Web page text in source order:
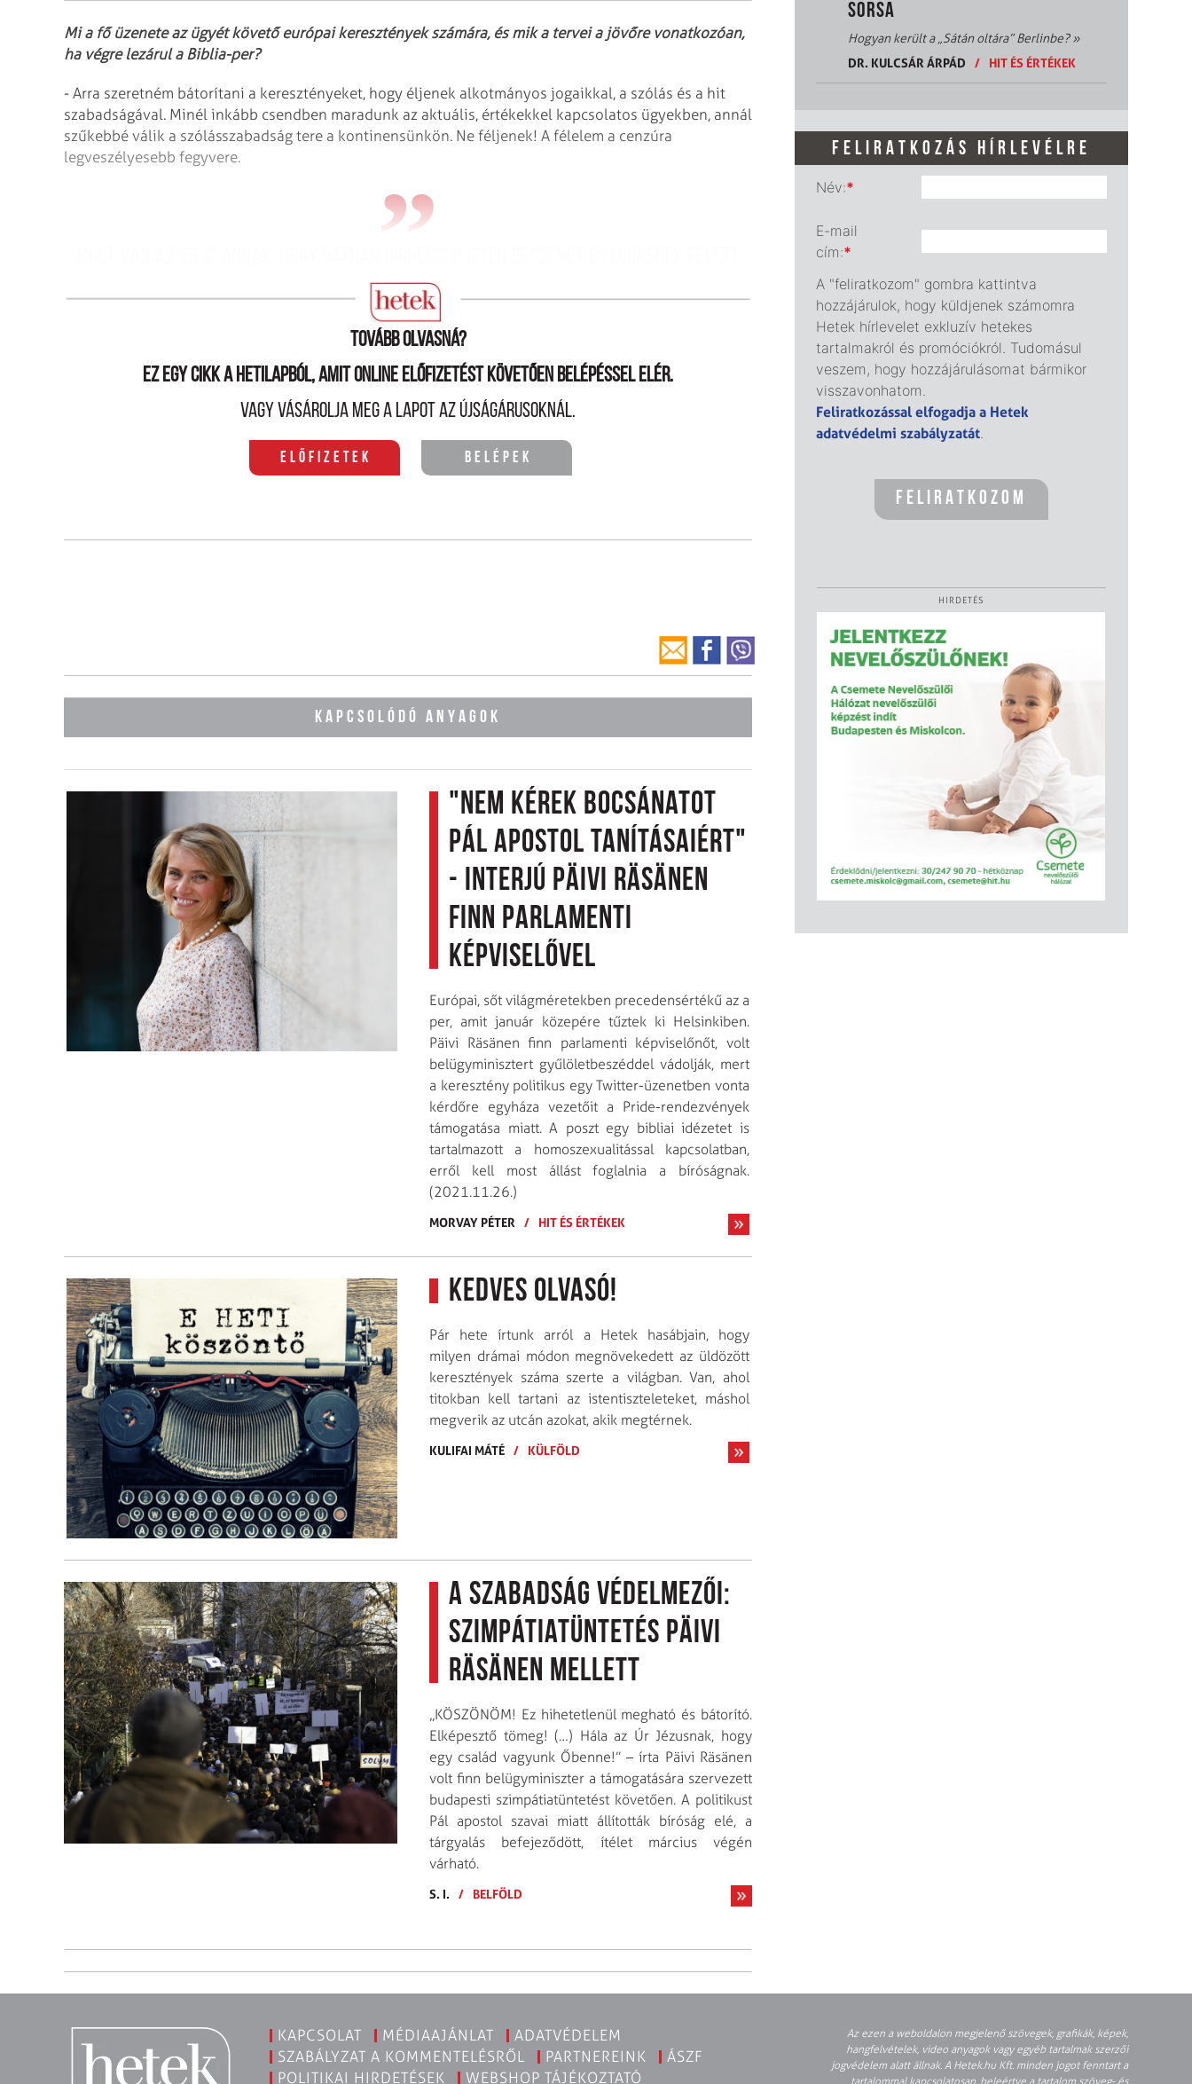
Mi a fő üzenete az ügyét követő európai keresztények számára, és mik a tervei a jövőre vonatkozóan,
ha végre lezárul a Biblia-per?
- Arra szeretném bátorítani a keresztényeket, hogy éljenek alkotmányos jogaikkal, a szólás és a hit
szabadságával. Minél inkább csendben maradunk az aktuális, értékekkel kapcsolatos ügyekben, annál
szűkebbé válik a szólásszabadság tere a kontinensünkön. Ne féljenek! A félelem a cenzúra
legveszélyesebb fegyvere.
Jézus Krisztus evangéliumát!
Tovább olvasná?
Ez egy cikk a hetilapból, amit online előfizetést követően belépéssel elér.
Vagy vásárolja meg a lapot az újságárusoknál.
Előfizetek Belépek
KAPCSOLÓDÓ ANYAGOK
"Nem kérek bocsánatot
Pál apostol tanításaiért"
- Interjú Päivi Räsänen
finn parlamenti
képviselővel
Európai, sőt világméretekben precedensértékű az a
per, amit január közepére tűztek ki Helsinkiben.
Päivi Räsänen finn parlamenti képviselőnőt, volt
belügyminisztert gyűlöletbeszéddel vádolják, mert
a keresztény politikus egy Twitter-üzenetben vonta
kérdőre egyháza vezetőit a Pride-rendezvények
támogatása miatt. A poszt egy bibliai idézetet is
tartalmazott a homoszexualitással kapcsolatban,
erről kell most állást foglalnia a bíróságnak.
(2021.11.26.)
MORVAY PÉTER / HIT ÉS ÉRTÉKEK
Kedves Olvasó!
Pár hete írtunk arról a Hetek hasábjain, hogy
milyen drámai módon megnövekedett az üldözött
keresztények száma szerte a világban. Van, ahol
titokban kell tartani az istentiszteleteket, máshol
megverik az utcán azokat, akik megtérnek.
KULIFAI MÁTÉ / KÜLFÖLD
A szabadság védelmezői:
Szimpátiatüntetés Päivi
Räsänen mellett
„KÖSZÖNÖM! Ez hihetetlenül megható és bátorító.
Elképesztő tömeg! (…) Hála az Úr Jézusnak, hogy
egy család vagyunk Őbenne!” – írta Päivi Räsänen
volt finn belügyminiszter a támogatására szervezett
budapesti szimpátiatüntetést követően. A politikust
Pál apostol szavai miatt állították bíróság elé, a
tárgyalás befejeződött, ítélet március végén
várható.
S. I. / BELFÖLD
SORSA
Hogyan került a „Sátán oltára” Berlinbe?»
DR. KULCSÁR ÁRPÁD
/ HIT ÉS ÉRTÉKEK
FELIRATKOZÁS HÍRLEVÉLRE
Név:*
E-mail
cím:*
A "feliratkozom" gombra kattintva
hozzájárulok, hogy küldjenek számomra
Hetek hírlevelet exkluzív hetekes
tartalmakról és promóciókról. Tudomásul
veszem, hogy hozzájárulásomat bármikor
visszavonhatom.
Feliratkozással elfogadja a Hetek
adatvédelmi szabályzatát.
HIRDETÉS
KAPCSOLAT MÉDIAAJÁNLAT
ADATVÉDELEM
SZABÁLYZAT A KOMMENTELÉSRŐL
PARTNEREINK
ÁSZF
POLITIKAI HIRDETÉSEK
WEBSHOP TÁJÉKOZTATÓ
Az ezen a weboldalon megjelenő szövegek, grafikák, képek,
hangfelvételek, video anyagok vagy egyéb tartalmak szerzői
jogvédelem alatt állnak. A Hetek.hu Kft. minden jogot fenntart a
tartalommal kapcsolatosan, beleértve a tartalom szöveg- és